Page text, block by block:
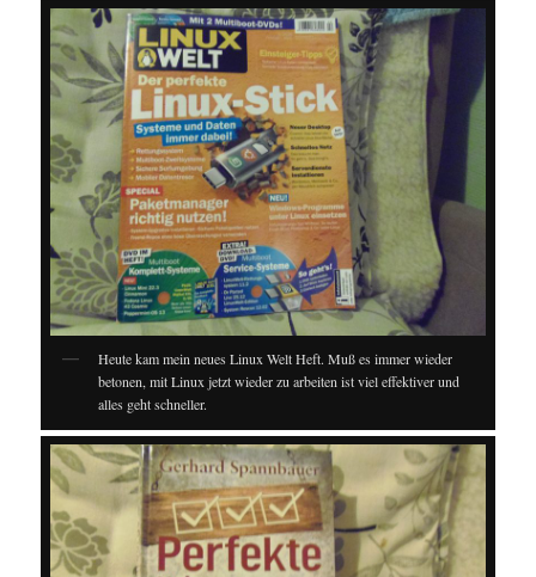
Heute kam mein neues Linux Welt Heft. Muß es immer wieder
betonen, mit Linux jetzt wieder zu arbeiten ist viel effektiver und
alles geht schneller.